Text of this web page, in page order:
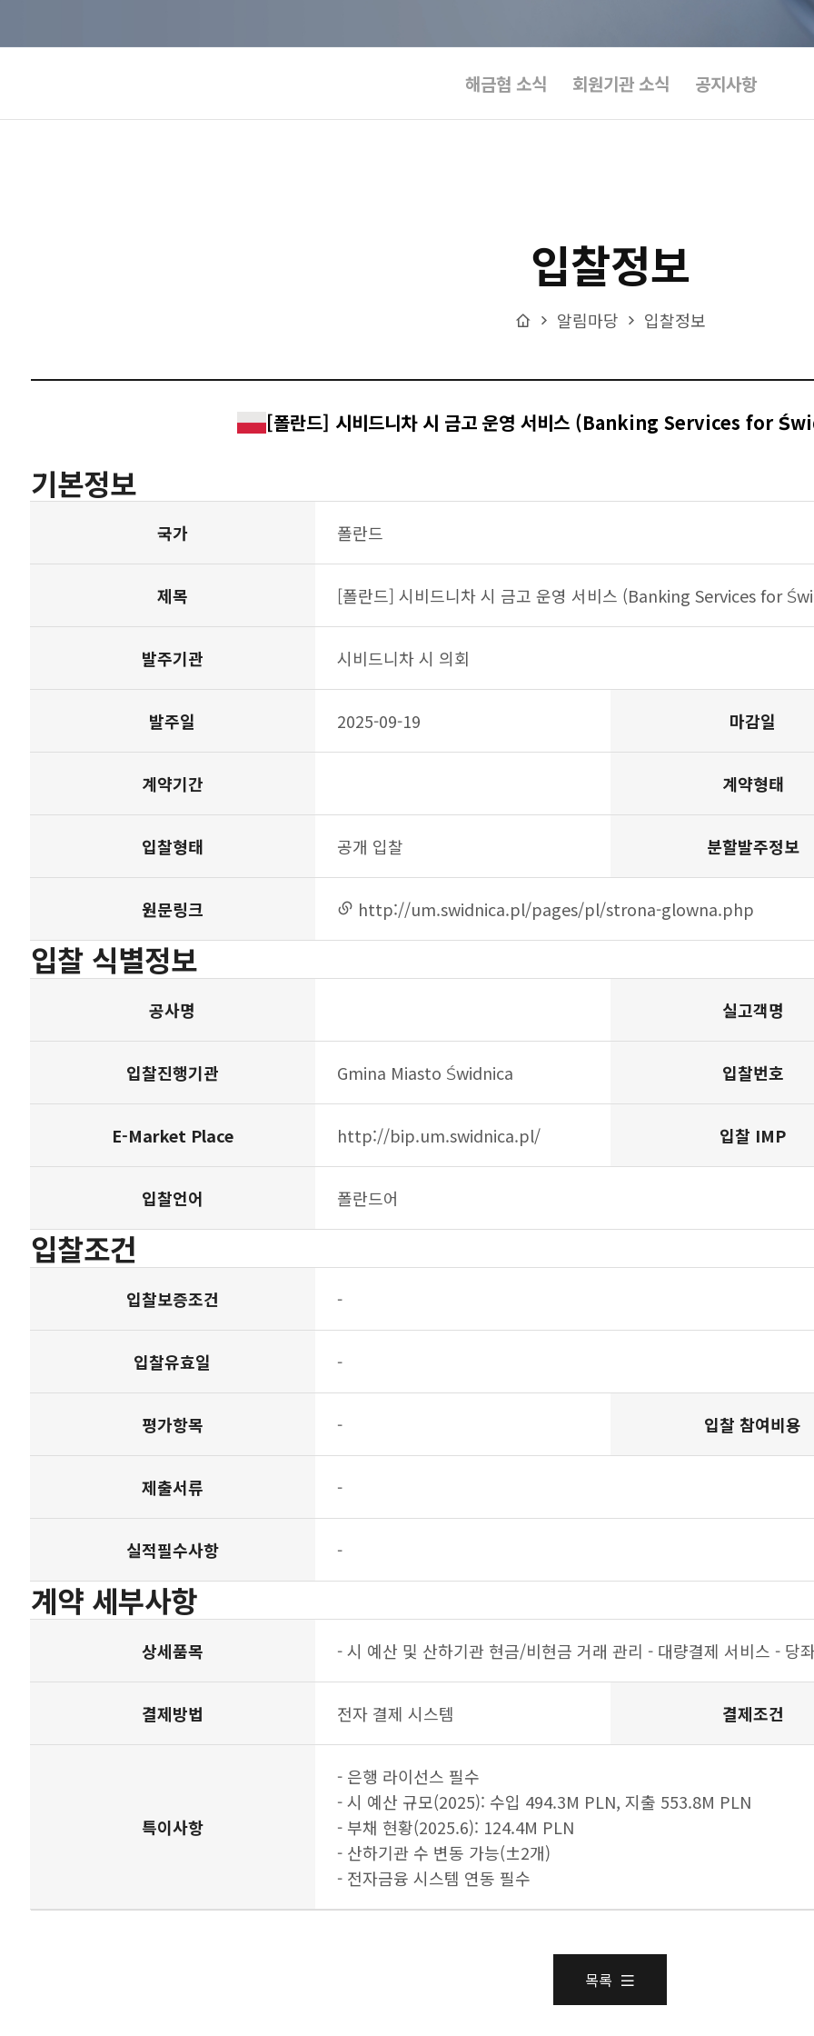
해금협 소식 회원기관 소식 공지사항
입찰정보
Home
알림마당 입찰정보
[폴란드] 시비드니차 시 금고 운영 서비스 (Banking Services for
기본정보
국가
폴란드
제목 [폴란드] 시비드니차 시 금고 운영 서비스 (Banking Services for
발주기관 시비드니차 시 의회
발주일 2025-09-19 마감일
계약기간 계약형태
입찰형태 공개 입찰 분할발주정보
원문링크
링크
연결
http://um.swidnica.pl/pages/pl/strona-glowna.php
입찰 식별정보
공사명 실고객명
입찰진행기관 Gmina Miasto Świdnica 입찰번호
E-Market Place http://bip.um.swidnica.pl/ 입찰 IMP
입찰언어 폴란드어
입찰조건
입찰보증조건 -
입찰유효일 -
평가항목 - 입찰 참여비용
제출서류 -
실적필수사항 -
계약 세부사항
상세품목 - 시 예산 및 산하기관 현금/비현금 거래 관리 - 대량결제 서비스 - 당
결제방법 전자 결제 시스템 결제조건
특이사항
- 은행 라이선스 필수
- 시 예산 규모(2025): 수입 494.3M PLN, 지출 553.8M PLN
- 부채 현황(2025.6): 124.4M PLN
- 산하기관 수 변동 가능(±2개)
- 전자금융 시스템 연동 필수
목록